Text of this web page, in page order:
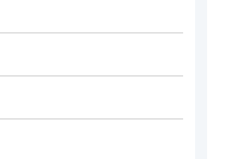
ventana